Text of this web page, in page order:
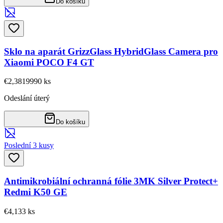
Sklo na aparát GrizzGlass HybridGlass Camera pro
Xiaomi POCO F4 GT
€2,3819990 ks
Odeslání úterý
Do košíku
Poslední 3 kusy
Antimikrobiální ochranná fólie 3MK Silver Protect+
Redmi K50 GE
€4,133 ks